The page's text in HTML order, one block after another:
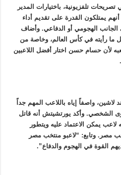
في تصريحات تلفزيونية، باختيارات المدير
يمتلكون القدرة على تقديم أداء
الهجومي أو الدفاعي. وأضاف
ما رأيته في كأس العالم، وخاصة من
لأن حسام حسن اختار أفضل اللاعبين
واصفاً إياه باللاعب المهم جداً
الشخصي. وأكد يورتشيتش أنه قاتل
يمكن الاعتماد عليه ويتطور
مصر. وتابع: “لاعبو منتخب مصر
القوة في الهجوم والدفاع”.